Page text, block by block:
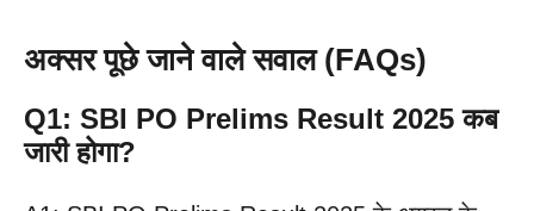
अक्सर पूछे जाने वाले सवाल (FAQs)
Q1: SBI PO Prelims Result 2025 कब
जारी होगा?